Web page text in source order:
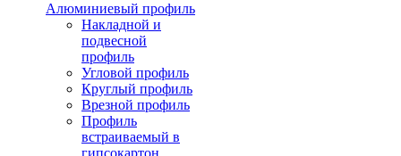
Алюминиевый профиль
Накладной и
подвесной
профиль
Угловой профиль
Круглый профиль
Врезной профиль
Профиль
встраиваемый в
гипсокартон